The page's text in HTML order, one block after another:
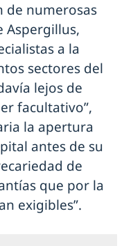
de numerosas
Aspergillus,
a la
sectores del
lejos de
facultativo”,
la apertura
antes de su
de
que por la
exigibles”.